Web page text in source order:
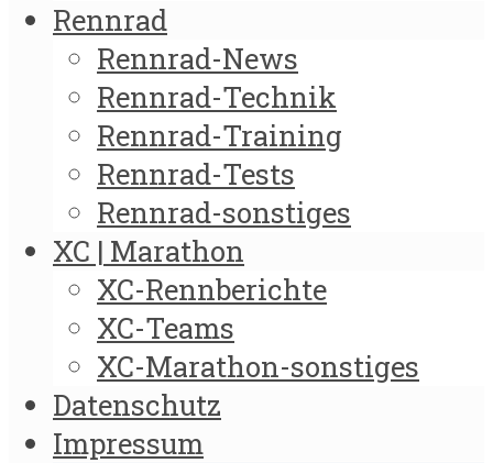
Rennrad
Rennrad-News
Rennrad-Technik
Rennrad-Training
Rennrad-Tests
Rennrad-sonstiges
XC | Marathon
XC-Rennberichte
XC-Teams
XC-Marathon-sonstiges
Datenschutz
Impressum